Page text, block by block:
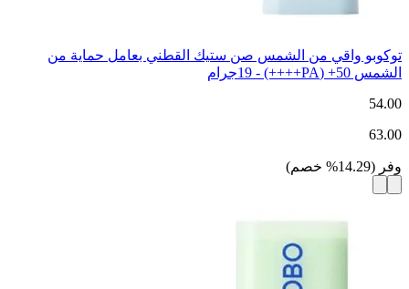
توكوبو واقي من الشمس صن ستيك القطني بعامل حماية من
الشمس 50+ (PA++++) - 19جرام
54.00
63.00
وفر (
14.29
% خصم)